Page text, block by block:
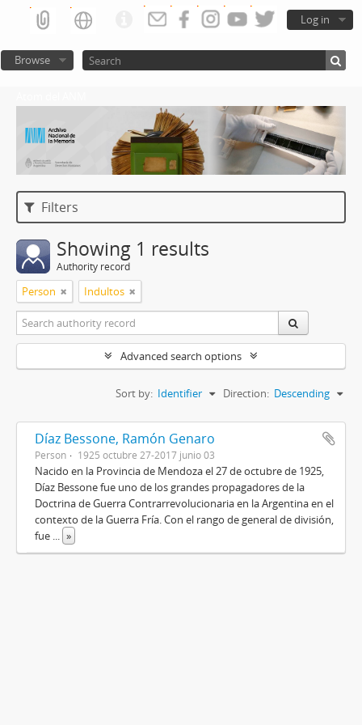
Log in
Browse
Filters
Showing 1 results
Authority record
Person Indultos
Advanced search options
Sort by: Identifier Direction: Descending
Díaz Bessone, Ramón Genaro
Person 1925 octubre 27-2017 junio 03
Nacido en la Provincia de Mendoza el 27 de octubre de 1925,
Díaz Bessone fue uno de los grandes propagadores de la
Doctrina de Guerra Contrarrevolucionaria en la Argentina en el
contexto de la Guerra Fría. Con el rango de general de división,
fue ... »